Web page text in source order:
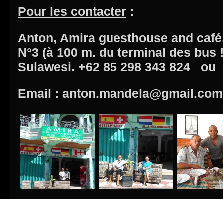
Pour les contacter :
Anton, Amira guesthouse and
N°3 (à 100 m. du terminal des bus
Sulawesi. +62 85 298 343 824 ou
Email : anton.mandela@gmail.com